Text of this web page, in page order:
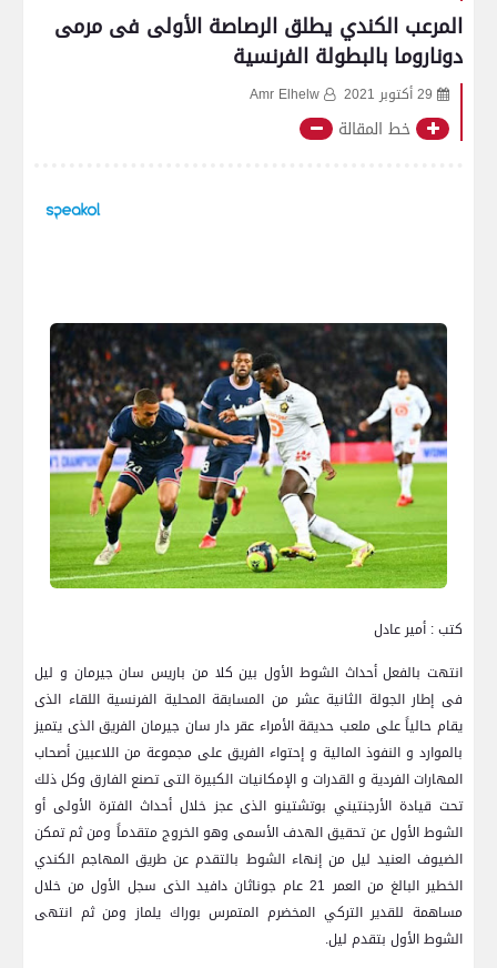
المرعب الكندي يطلق الرصاصة الأولى فى مرمى
دوناروما بالبطولة الفرنسية
29 أكتوبر 2021 Amr Elhelw
خط المقالة
كتب : أمير عادل
انتهت بالفعل أحداث الشوط الأول بين كلا من باريس سان جيرمان و ليل
فى إطار الجولة الثانية عشر من المسابقة المحلية الفرنسية اللقاء الذى
يقام حالياً على ملعب حديقة الأمراء عقر دار سان جيرمان الفريق الذى يتميز
بالموارد و النفوذ المالية و إحتواء الفريق على مجموعة من اللاعبين أصحاب
المهارات الفردية و القدرات و الإمكانيات الكبيرة التى تصنع الفارق وكل ذلك
تحت قيادة الأرجنتيني بوتشتينو الذى عجز خلال أحداث الفترة الأولى أو
الشوط الأول عن تحقيق الهدف الأسمى وهو الخروج متقدماً ومن ثم تمكن
الضيوف العنيد ليل من إنهاء الشوط بالتقدم عن طريق المهاجم الكندي
الخطير البالغ من العمر 21 عام جوناثان دافيد الذى سجل الأول من خلال
مساهمة للقدير التركي المخضرم المتمرس بوراك يلماز ومن ثم انتهى
الشوط الأول بتقدم ليل.